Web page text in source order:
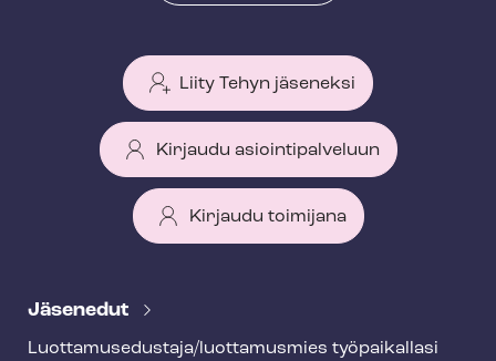
Liity Tehyn jäseneksi
Kirjaudu asiointipalveluun
Kirjaudu toimijana
e
Jäsenedut
Luot­ta­muse­dus­ta­ja/luottamusmies työpaikallasi